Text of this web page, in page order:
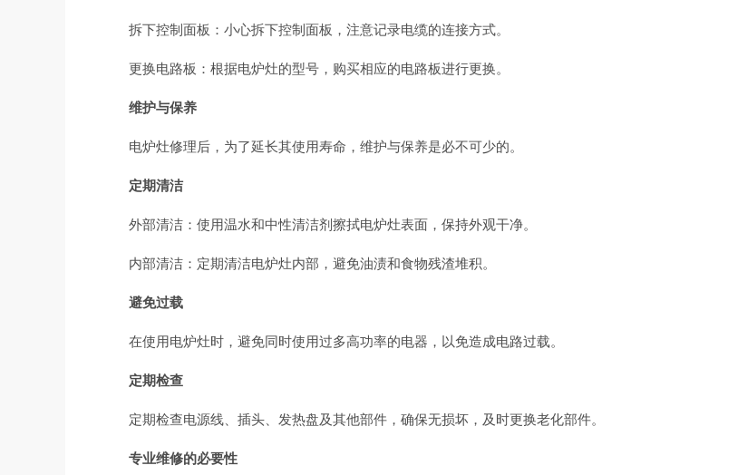
拆下控制面板：小心拆下控制面板，注意记录电缆的连接方式。
更换电路板：根据电炉灶的型号，购买相应的电路板进行更换。
维护与保养
电炉灶修理后，为了延长其使用寿命，维护与保养是必不可少的。
定期清洁
外部清洁：使用温水和中性清洁剂擦拭电炉灶表面，保持外观干净。
内部清洁：定期清洁电炉灶内部，避免油渍和食物残渣堆积。
避免过载
在使用电炉灶时，避免同时使用过多高功率的电器，以免造成电路过载。
定期检查
定期检查电源线、插头、发热盘及其他部件，确保无损坏，及时更换老化部件。
专业维修的必要性